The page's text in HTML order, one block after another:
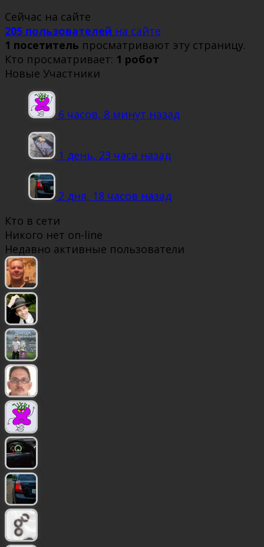
Сейчас на сайте
205 пользователей на сайте
1 посетитель просматривают эту страницу.
Кто просматривает: 1 робот
Новые Участники
6 часов, 8 минут назад
1 день, 23 часа назад
2 дня, 18 часов назад
Кто в сети
Никого нет on-line
Недавно активные пользователи